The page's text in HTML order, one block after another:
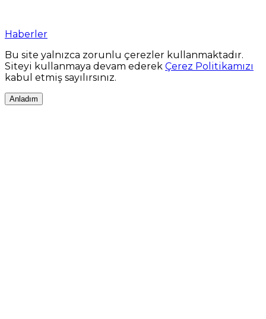
Haberler
Bu site yalnızca zorunlu çerezler kullanmaktadır.
Siteyi kullanmaya devam ederek Çerez Politikamızı
kabul etmiş sayılırsınız.
Anladım